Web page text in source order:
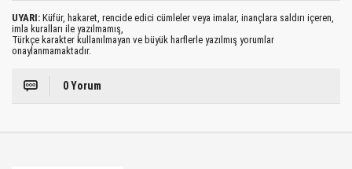
UYARI: Küfür, hakaret, rencide edici cümleler veya imalar, inançlara saldırı içeren,
imla kuralları ile yazılmamış,
Türkçe karakter kullanılmayan ve büyük harflerle yazılmış yorumlar
onaylanmamaktadır.
0 Yorum